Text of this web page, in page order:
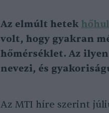
Az elmúlt hetek
volt, hogy gyakran
hőmérséklet. Az
nevezi, és
Az MTI híre szerint